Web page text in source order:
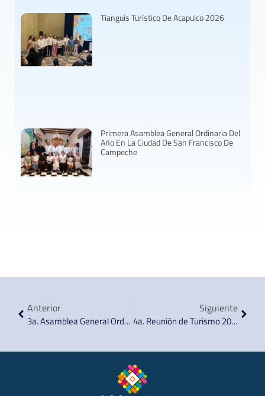
Tianguis Turístico De Acapulco 2026
Primera Asamblea General Ordinaria Del
Año En La Ciudad De San Francisco De
Campeche
Anterior
3a. Asamblea General Ordinaria 2019
Siguiente
4a. Reunión de Turismo 2019